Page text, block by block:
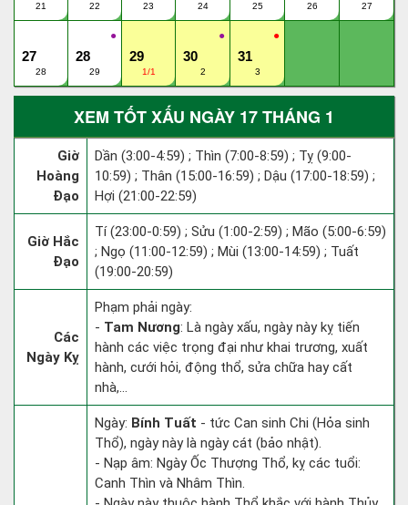
21 22 23 24 25 26 27
27
28
●
28
29
29
1/1
●
30
2
●
31
3
XEM TỐT XẤU NGÀY 17 THÁNG 1
Giờ
Hoàng
Đạo
Dần (3:00-4:59) ; Thìn (7:00-8:59) ; Tỵ (9:00-
10:59) ; Thân (15:00-16:59) ; Dậu (17:00-18:59) ;
Hợi (21:00-22:59)
Giờ Hắc
Đạo
Tí (23:00-0:59) ; Sửu (1:00-2:59) ; Mão (5:00-6:59)
; Ngọ (11:00-12:59) ; Mùi (13:00-14:59) ; Tuất
(19:00-20:59)
Các
Ngày Kỵ
Phạm phải ngày:
- Tam Nương: Là ngày xấu, ngày này kỵ tiến
hành các việc trọng đại như khai trương, xuất
hành, cưới hỏi, động thổ, sửa chữa hay cất
nhà,...
Ngày: Bính Tuất - tức Can sinh Chi (Hỏa sinh
Thổ), ngày này là ngày cát (bảo nhật).
- Nạp âm: Ngày Ốc Thượng Thổ, kỵ các tuổi:
Canh Thìn và Nhâm Thìn.